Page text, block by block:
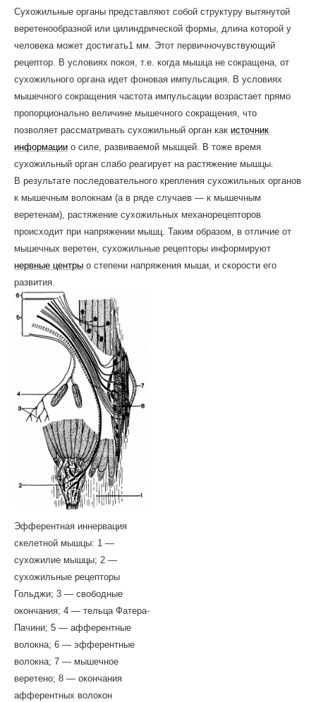
Сухожильные органы представляют собой структуру вытянутой
веретенообразной или цилиндрической формы, длина которой у
человека может достигать1 мм. Этот первичночувствующий
рецептор. В условиях покоя, т.е. когда мышца не сокращена, от
сухожильного органа идет фоновая импульсация. В условиях
мышечного сокращения частота импульсации возрастает прямо
пропорционально величине мышечного сокращения, что
позволяет рассматривать сухожильный орган как источник
информации о силе, развиваемой мышцей. В тоже время
сухожильный орган слабо реагирует на растяжение мышцы.
В результате последовательного крепления сухожильных органов
к мышечным волокнам (а в ряде случаев — к мышечным
веретенам), растяжение сухожильных механорецепторов
происходит при напряжении мышц. Таким образом, в отличие от
мышечных веретен, сухожильные рецепторы информируют
нервные центры о степени напряжения мыши, и скорости его
развития.
Эфферентная иннервация
скелетной мышцы: 1 —
сухожилие мышцы; 2 —
сухожильные рецепторы
Гольджи; 3 — свободные
окончания; 4 — тельца Фатера-
Пачини; 5 — афферентные
волокна; 6 — эфферентные
волокна; 7 — мышечное
веретено; 8 — окончания
афферентных волокон